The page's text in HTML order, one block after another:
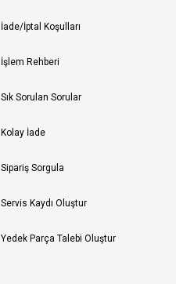
İade/İptal Koşulları
İşlem Rehberi
Sık Sorulan Sorular
Kolay İade
Sipariş Sorgula
Servis Kaydı Oluştur
Yedek Parça Talebi Oluştur